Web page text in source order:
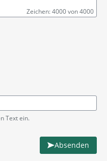
Zeichen: 4000 von 4000
Text ein.
Absenden